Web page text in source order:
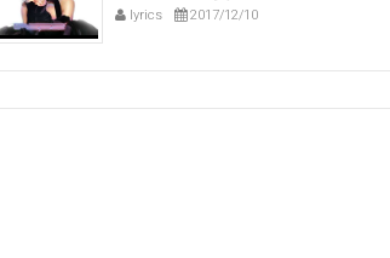
lyrics 2017/12/10